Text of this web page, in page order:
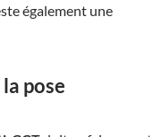
également une
pose